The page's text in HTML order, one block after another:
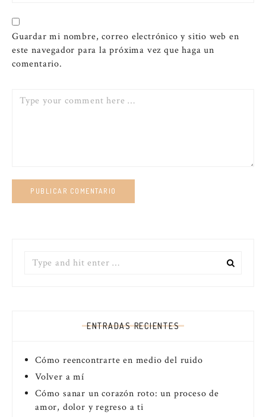
Guardar mi nombre, correo electrónico y sitio web en
este navegador para la próxima vez que haga un
comentario.
Comment
ENTRADAS RECIENTES
Cómo reencontrarte en medio del ruido
Volver a mí
Cómo sanar un corazón roto: un proceso de
amor, dolor y regreso a ti